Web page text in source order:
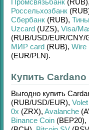
Промсвязьбанк (RUB),
Россельхозбанк
Сбербанк (RUB),
Uzcard (UZS), Visa/
(RUB/USD/EUR/CNY/
МИР card (RUB), Wire
(EUR/PLN).
Купить Cardano
Выгодно купить
(RUB/USD/EUR), Volet
0x (ZRX), Avalanche
Binance Coin (BEP20),